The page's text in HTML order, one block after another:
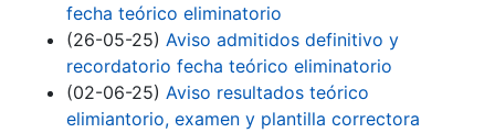
fecha teórico eliminatorio
(26-05-25) Aviso admitidos definitivo y
recordatorio fecha teórico eliminatorio
(02-06-25) Aviso resultados teórico
elimiantorio, examen y plantilla correctora